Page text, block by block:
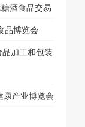
酒食品交易
品博览会
加工和包装
产业博览会